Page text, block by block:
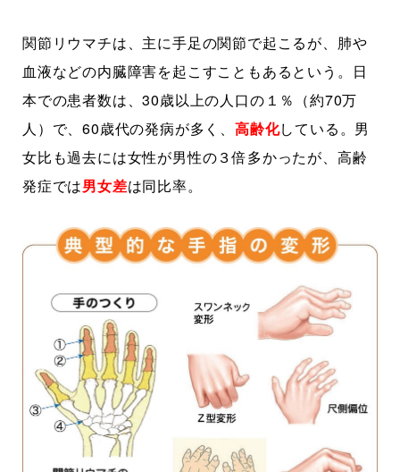
関節リウマチは、主に手足の関節で起こるが、肺や
血液などの内臓障害を起こすこともあるという。日
本での患者数は、30歳以上の人口の１％（約70万
人）で、60歳代の発病が多く、 高齢化している。男
女比も過去には女性が男性の３倍多かったが、高齢
発症では男女差は同比率。